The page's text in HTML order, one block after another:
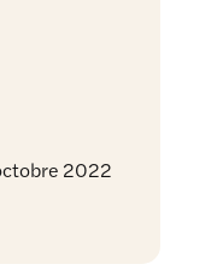
2022